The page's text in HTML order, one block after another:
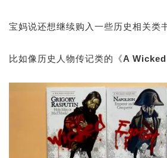
宝妈说还想继续购入一些历史相关类
比如像历史人物传记类的《A